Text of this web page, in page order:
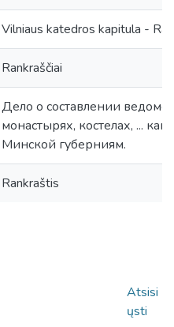
Vilniaus katedros kapitula -
Rankraščiai
Дело о составлении
монастырях, костелах, ...
Минской губерниям.
Rankraštis
Atsisi
ųsti